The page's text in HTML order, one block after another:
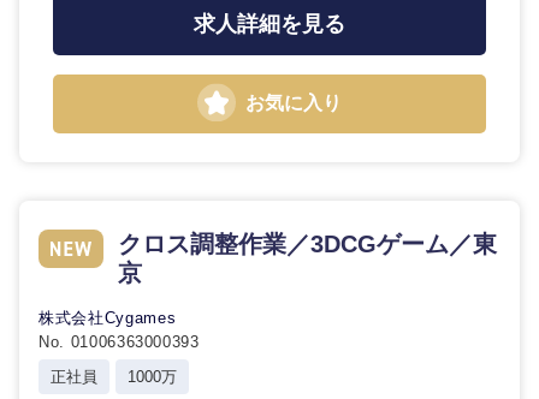
求人詳細を見る
お気に入り
クロス調整作業／3DCGゲーム／東
京
株式会社Cygames
No. 01006363000393
正社員
1000万